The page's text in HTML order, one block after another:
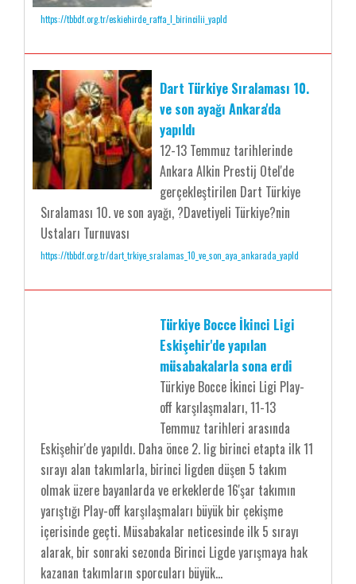
https://tbbdf.org.tr/eskiehirde_raffa_l_birincilii_yapld
Dart Türkiye Sıralaması 10.
ve son ayağı Ankara'da
yapıldı
12-13 Temmuz tarihlerinde
Ankara Alkin Prestij Otel'de
gerçekleştirilen Dart Türkiye
Sıralaması 10. ve son ayağı, ?Davetiyeli Türkiye?nin
Ustaları Turnuvası
https://tbbdf.org.tr/dart_trkiye_sralamas_10_ve_son_aya_ankarada_yapld
Türkiye Bocce İkinci Ligi
Eskişehir'de yapılan
müsabakalarla sona erdi
Türkiye Bocce İkinci Ligi Play-
off karşılaşmaları, 11-13
Temmuz tarihleri arasında
Eskişehir'de yapıldı. Daha önce 2. lig birinci etapta ilk 11
sırayı alan takımlarla, birinci ligden düşen 5 takım
olmak üzere bayanlarda ve erkeklerde 16'şar takımın
yarıştığı Play-off karşılaşmaları büyük bir çekişme
içerisinde geçti. Müsabakalar neticesinde ilk 5 sırayı
alarak, bir sonraki sezonda Birinci Ligde yarışmaya hak
kazanan takımların sporcuları büyük...